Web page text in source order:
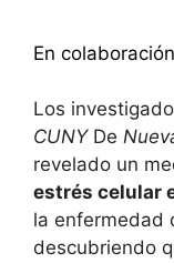
En
Los
CUNY De
revelado un
estrés celular
la enfermedad
descubriendo